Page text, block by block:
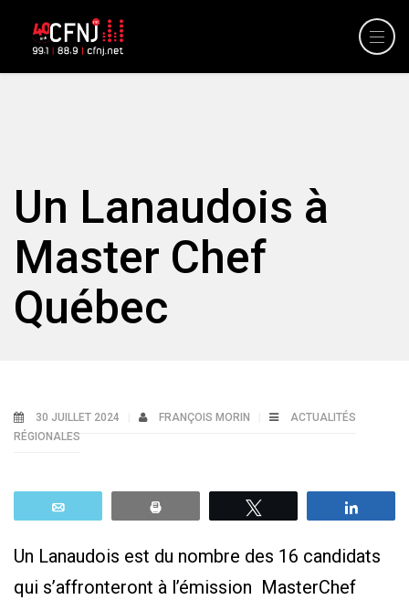
Un Lanaudois à
Master Chef
Québec
30 JUILLET 2024 FRANÇOIS MORIN
ACTUALITÉS
RÉGIONALES
Un Lanaudois est du nombre des 16 candidats
qui s’affronteront à l’émission MasterChef